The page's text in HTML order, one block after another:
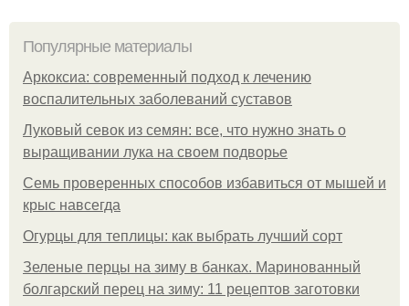
Популярные материалы
Аркоксиа: современный подход к лечению
воспалительных заболеваний суставов
Луковый севок из семян: все, что нужно знать о
выращивании лука на своем подворье
Семь проверенных способов избавиться от мышей и
крыс навсегда
Огурцы для теплицы: как выбрать лучший сорт
Зеленые перцы на зиму в банках. Маринованный
болгарский перец на зиму: 11 рецептов заготовки